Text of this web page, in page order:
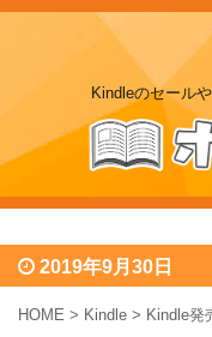
Kindleのセール
2019年9月30日
HOME > Kindle > Kindle発